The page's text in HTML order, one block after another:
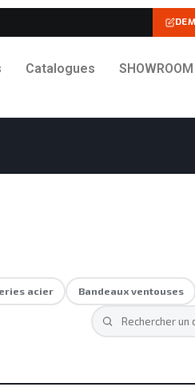
Catalogues SHOWROOM
acier Bandeaux ventouses